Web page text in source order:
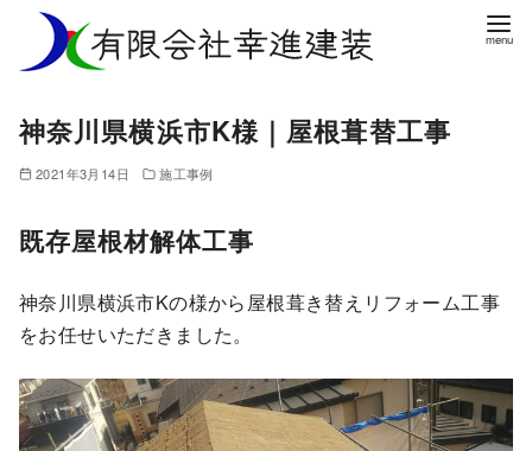
ツ神奈川県横浜市K様｜屋根葺替工事
2021年3月14日 施工事例
既存屋根材解体工事
神奈川県横浜市Kの様から屋根葺き替えリフォーム工事
をお任せいただきました。